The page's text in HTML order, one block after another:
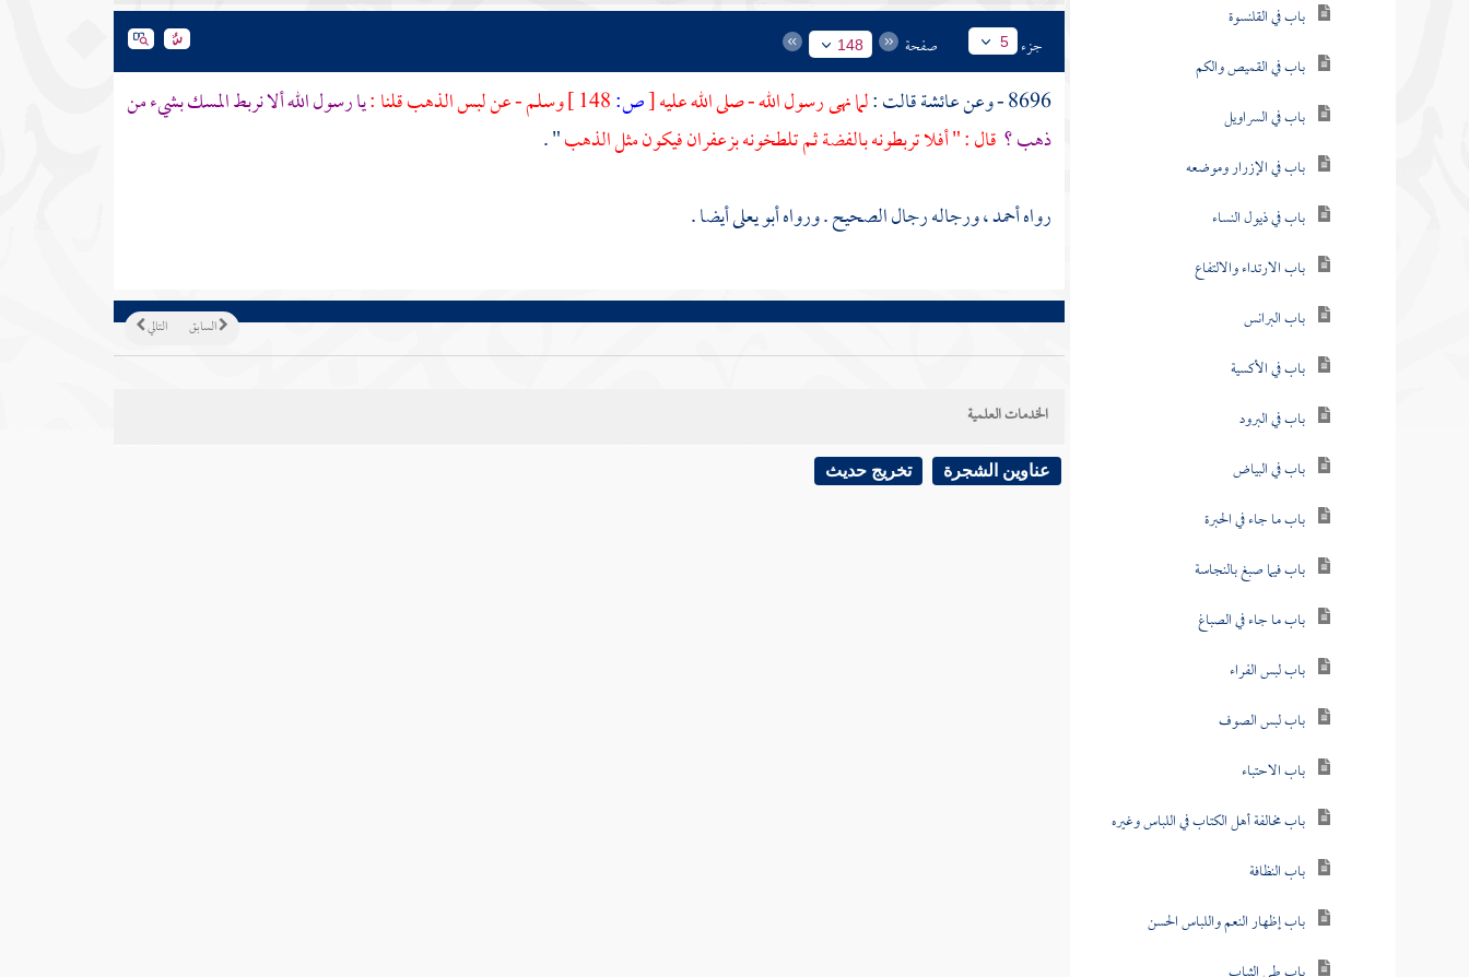
باب في القلنسوة
باب في القميص والكم
باب في السراويل
باب في الإزرار وموضعه
باب في ذيول النساء
باب الارتداء والالتفاع
باب البرانس
باب في الأكسية
باب في البرود
باب في البياض
باب ما جاء في الحبرة
باب فيما صبغ بالنجاسة
باب ما جاء في الصباغ
باب لبس الفراء
باب لبس الصوف
باب الاحتباء
باب مخالفة أهل الكتاب في اللباس وغيره
باب النظافة
باب إظهار النعم واللباس الحسن
جزء 5 صفحة 148
8696 - وعن عائشةقالت :لما نهى رسول الله - صلى الله عليه[ص: وسلم - عن لبس الذهب قلنا :يا رسول الله ألا نربط المسك بشيء من
ذهب ؟ قال : " أفلا تربطونه بالفضة ثم تلطخونه بزعفران فيكون مثل الذهب" .
رواهأحمد، ورجاله رجال الصحيح . ورواهأبو يعلىأيضا .
التالي السابق
الخدمات العلمية
عناوين الشجرة تخريج حديث